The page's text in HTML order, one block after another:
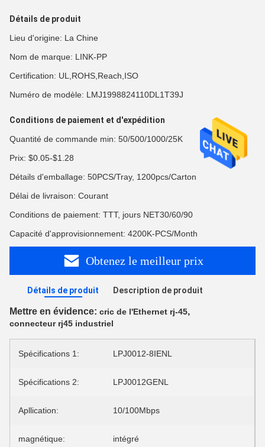
Détails de produit
Lieu d'origine: La Chine
Nom de marque: LINK-PP
Certification: UL,ROHS,Reach,ISO
Numéro de modèle: LMJ1998824110DL1T39J
Conditions de paiement et d'expédition
Quantité de commande min: 50/500/1000/25K
Prix: $0.05-$1.28
Détails d'emballage: 50PCS/Tray, 1200pcs/Carton
Délai de livraison: Courant
Conditions de paiement: TTT, jours NET30/60/90
Capacité d'approvisionnement: 4200K-PCS/Month
Obtenez le meilleur prix
Détails de produit Description de produit
Mettre en évidence: cric de l'Ethernet rj-45,
connecteur rj45 industriel
Spécifications 1: LPJ0012-8IENL
Spécifications 2: LPJ0012GENL
Apllication: 10/100Mbps
magnétique: intégré